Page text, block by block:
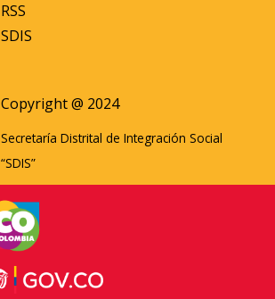
RSS
SDIS
Copyright @ 2024
Secretaría Distrital de Integración Social
“SDIS”